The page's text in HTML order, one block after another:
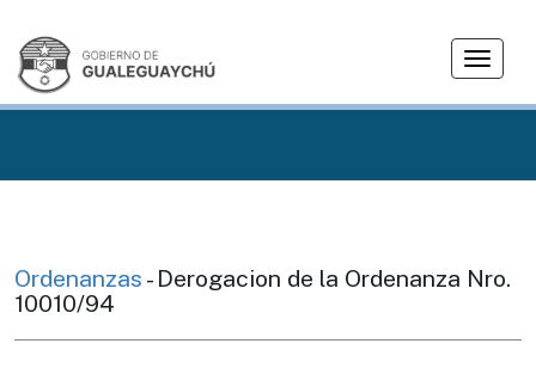
T
g
v
Ordenanzas - Derogacion de la Ordenanza Nro.
10010/94